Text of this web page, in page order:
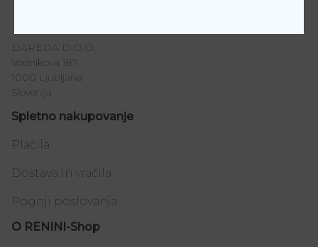
DAREDA D.O.O.
Vodnikova 187
1000 Ljubljana
Slovenija
Spletno nakupovanje
Plačila
Dostava in vračila
Pogoji poslovanja
O RENINI-Shop